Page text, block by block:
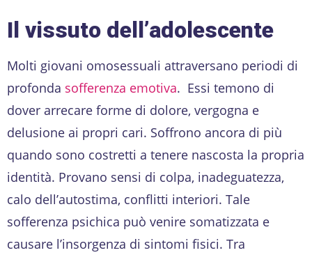
Il vissuto dell’adolescente
Molti giovani omosessuali attraversano periodi di
profonda sofferenza emotiva. Essi temono di
dover arrecare forme di dolore, vergogna e
delusione ai propri cari. Soffrono ancora di più
quando sono costretti a tenere nascosta la propria
identità. Provano sensi di colpa, inadeguatezza,
calo dell’autostima, conflitti interiori. Tale
sofferenza psichica può venire somatizzata e
causare l’insorgenza di sintomi fisici. Tra